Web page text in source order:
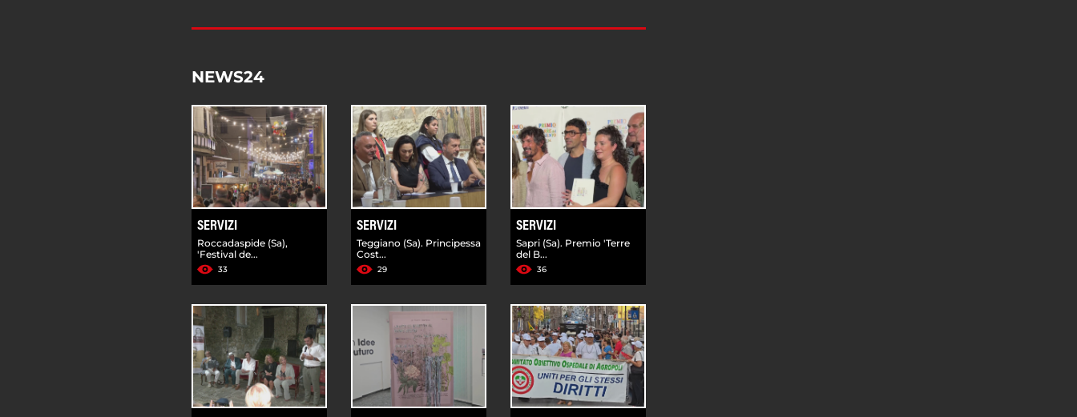
NEWS24
SERVIZI
Roccadaspide (Sa),
'Festival de...
33
SERVIZI
Teggiano (Sa). Principessa
Cost...
29
SERVIZI
Sapri (Sa). Premio 'Terre
del B...
36